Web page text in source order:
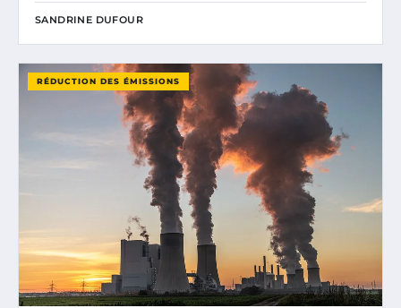
SANDRINE DUFOUR
RÉDUCTION DES ÉMISSIONS